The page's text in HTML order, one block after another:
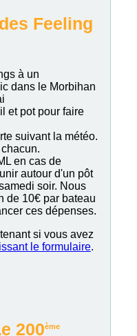
Feeling
à un
dans le Morbihan
et pot pour faire
suivant la météo.
en cas de
autour d'un pôt
soir. Nous
de 10€ par bateau
ces dépenses.
si vous avez
le formulaire.
200ème